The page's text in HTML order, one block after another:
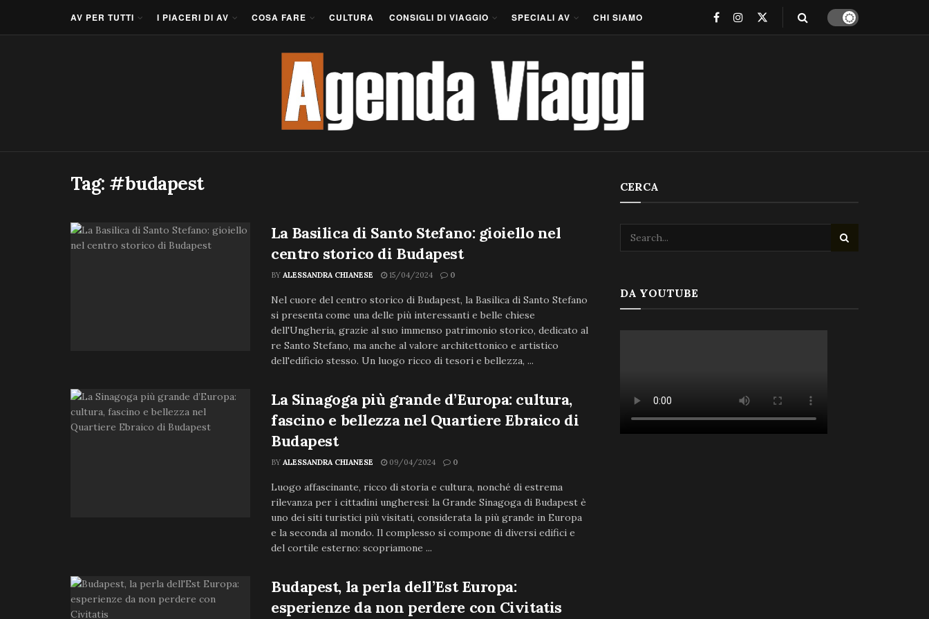
AV PER TUTTI I PIACERI DI AV COSA FARE CULTURA CONSIGLI DI VIAGGIO SPECIALI AV CHI SIAMO
Tag: #budapest
La Basilica di Santo Stefano: gioiello nel
centro storico di Budapest
BY ALESSANDRA CHIANESE 15/04/2024 0
Nel cuore del centro storico di Budapest, la Basilica di Santo Stefano
si presenta come una delle più interessanti e belle chiese
dell'Ungheria, grazie al suo immenso patrimonio storico, dedicato al
re Santo Stefano, ma anche al valore architettonico e artistico
dell'edificio stesso. Un luogo ricco di tesori e bellezza, ...
La Sinagoga più grande d’Europa: cultura,
fascino e bellezza nel Quartiere Ebraico di
Budapest
BY ALESSANDRA CHIANESE 09/04/2024 0
Luogo affascinante, ricco di storia e cultura, nonché di estrema
rilevanza per i cittadini ungheresi: la Grande Sinagoga di Budapest è
uno dei siti turistici più visitati, considerata la più grande in Europa
e la seconda al mondo. Il complesso si compone di diversi edifici e
del cortile esterno: scopriamone ...
Budapest, la perla dell’Est Europa:
esperienze da non perdere con Civitatis
CERCA
DA YOUTUBE